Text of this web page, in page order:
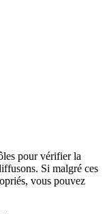
pour vérifier la
Si malgré ces
vous pouvez